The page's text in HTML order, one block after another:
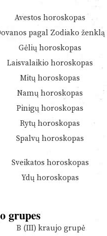
Avestos horoskopas
pagal Zodiako ženklą
Gėlių horoskopas
Laisvalaikio horoskopas
Mitų horoskopas
Namų horoskopas
Pinigų horoskopas
Rytų horoskopas
Spalvų horoskopas
Sveikatos horoskopas
Ydų horoskopas
grupes
B (III) kraujo grupė